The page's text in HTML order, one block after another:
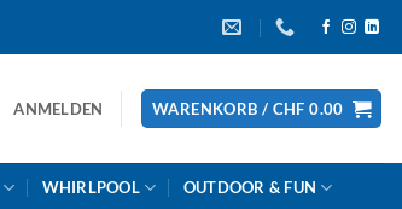
ANMELDEN WARENKORB / CHF 0.00
WHIRLPOOL OUTDOOR & FUN